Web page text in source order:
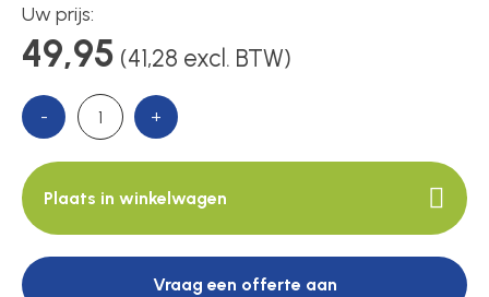
Uw prijs:
49,95 (41,28 excl. BTW)
- +
Plaats in winkelwagen
Vraag een offerte aan